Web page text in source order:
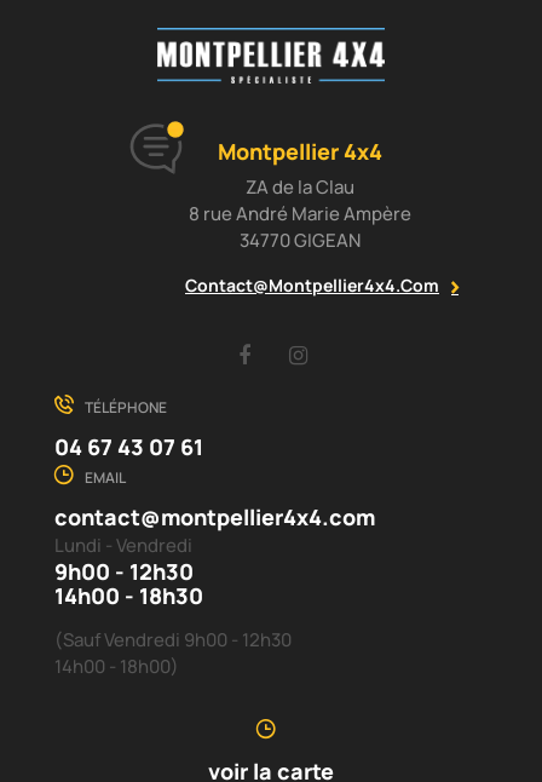
Montpellier 4x4
ZA de la Clau
8 rue André Marie Ampère
34770 GIGEAN
Contact@montpellier4x4.com
Facebook
TÉLÉPHONE
04 67 43 07 61
EMAIL
contact@montpellier4x4.com
Lundi - Vendredi
9h00 - 12h30
14h00 - 18h30
(Sauf Vendredi 9h00 - 12h30
14h00 - 18h00)
voir la carte